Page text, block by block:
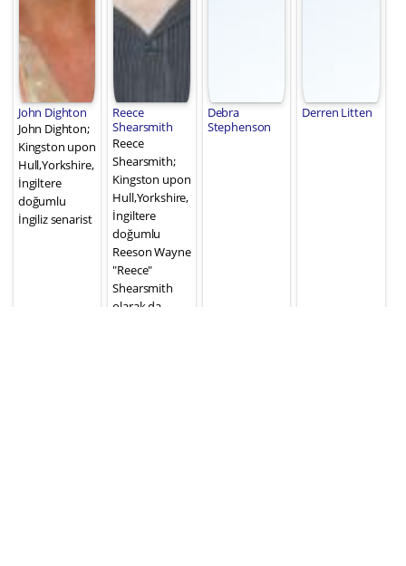
John Dighton
John Dighton;
Kingston upon
Hull,Yorkshire,
İngiltere
doğumlu
İngiliz senarist
Reece
Shearsmith
Reece
Shearsmith;
Kingston upon
Hull,Yorkshire,
İngiltere
doğumlu
Reeson Wayne
"Reece"
Shearsmith
olarak da
Debra
Stephenson
Derren Litten